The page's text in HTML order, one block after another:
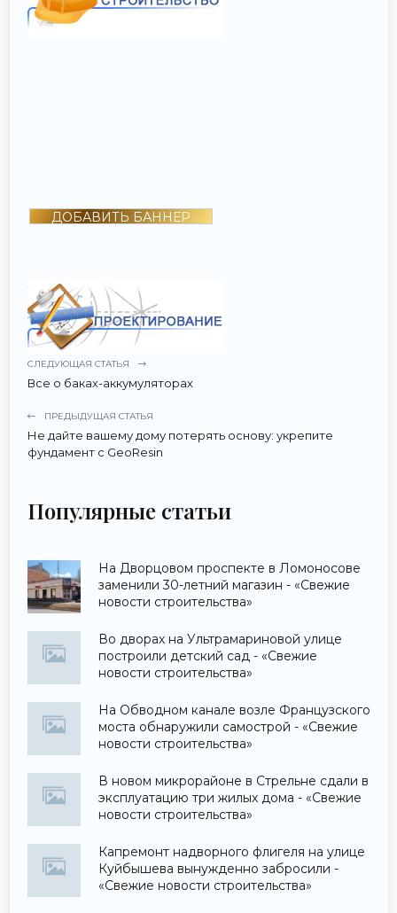
ДОБАВИТЬ БАННЕР
СЛЕДУЮЩАЯ СТАТЬЯ
Все о баках-аккумуляторах
ПРЕДЫДУЩАЯ СТАТЬЯ
Не дайте вашему дому потерять основу: укрепите
фундамент с GeoResin
Популярные статьи
На Дворцовом проспекте в Ломоносове
заменили 30-летний магазин - «Свежие
новости строительства»
Во дворах на Ультрамариновой улице
построили детский сад - «Свежие
новости строительства»
На Обводном канале возле Французского
моста обнаружили самострой - «Свежие
новости строительства»
В новом микрорайоне в Стрельне сдали в
эксплуатацию три жилых дома - «Свежие
новости строительства»
Капремонт надворного флигеля на улице
Куйбышева вынужденно забросили -
«Свежие новости строительства»